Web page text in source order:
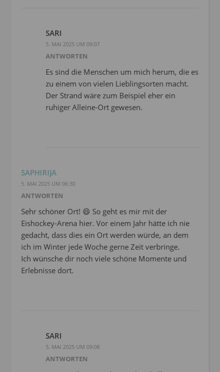
SARI
5. MAI 2025 UM 09:07
ANTWORTEN
Es sind die Menschen um mich herum, die es
zu einem von vielen Lieblingsorten macht.
Der Strand wäre zum Beispiel eher ein
ruhiger Alleine-Ort gewesen.
SAPHIRIJA
5. MAI 2025 UM 06:30
ANTWORTEN
Sehr schöner Ort! 😄 So geht es mir mit der
Eishockey-Arena hier. Vor einem Jahr hätte ich nie
gedacht, dass dies ein Ort werden würde, an dem
ich im Winter jede Woche gerne Zeit verbringe.
Ich wünsche dir noch viele schöne Momente und
Erlebnisse dort.
SARI
5. MAI 2025 UM 09:08
ANTWORTEN